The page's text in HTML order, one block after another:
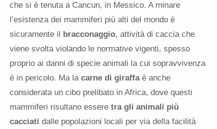
che si è tenuta a Cancun, in Messico. A minare
l’esistenza dei mammiferi più alti del mondo è
sicuramente il
bracconaggio, attività di caccia che
viene svolta violando le normative vigenti, spesso
proprio ai danni di specie animali la cui sopravvivenza
è in pericolo. Ma la carne di giraffaè anche
considerata un cibo prelibato in Africa, dove questi
mammiferi risultano essere tra gli animali più
cacciati dalle popolazioni locali per via della facilità